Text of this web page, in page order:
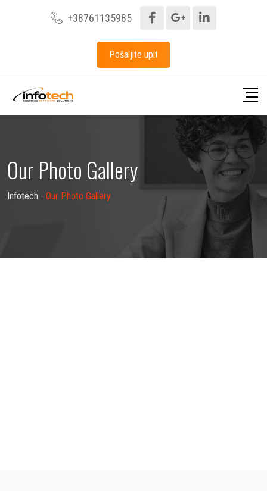
+38761135985
Pošaljite upit
Our Photo Gallery
Infotech - Our Photo Gallery